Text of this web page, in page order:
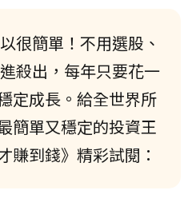
很簡單！不用選股、
殺出，每年只要花一
定成長。給全世界所
簡單又穩定的投資王
賺到錢》精彩試閱：